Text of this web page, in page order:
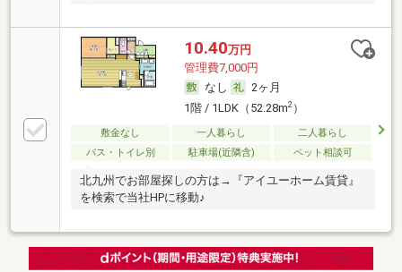
10.40万円
管理費7,000円
なし
2ヶ月
1階 / 1LDK（52.28m2）
敷金なし 一人暮らし
二人暮らし
バス・トイレ別
駐車場(近隣含) ペット相談可
北九州でお部屋探しの方は→『アイユーホーム賃貸』
を検索で当社HPに移動♪